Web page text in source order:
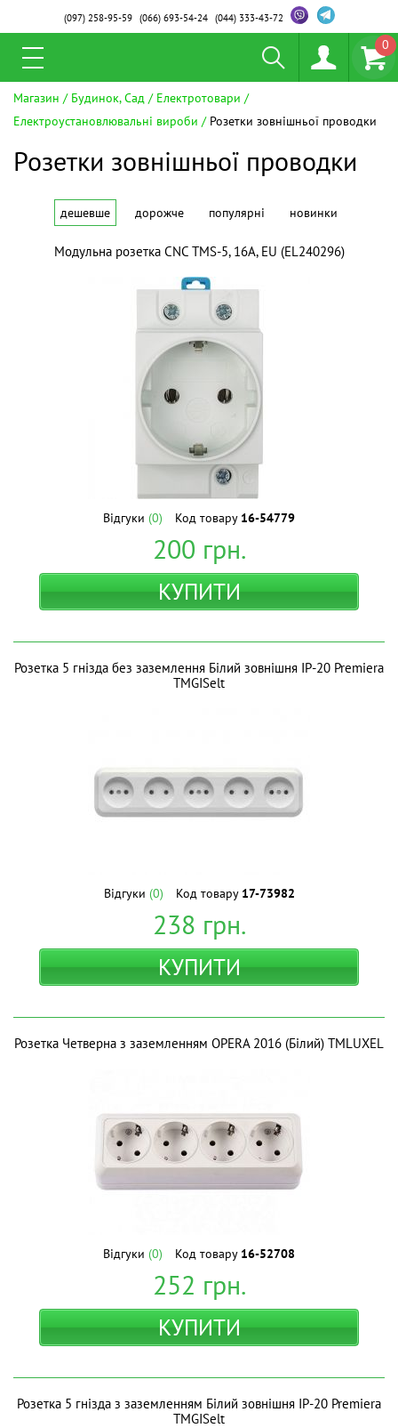
(097)258-95-59 (066)693-54-24 (044)333-43-72
0
Магазин Будинок, Сад
Електротовари
Електроустановлювальні вироби
Розетки зовнішньої проводки
Розетки зовнішньої проводки
дешевше дорожче популярні новинки
Модульна розетка CNC TMS-5, 16A, EU (EL240296)
Відгуки (0) Код товару 16-54779
200 грн.
КУПИТИ
Розетка 5 гнізда без заземлення Білий зовнішня IP-20 Premiera
ТМGISelt
Відгуки (0) Код товару 17-73982
238 грн.
КУПИТИ
Розетка Четверна з заземленням OPERA 2016 (Білий) ТМLUXEL
Відгуки (0) Код товару 16-52708
252 грн.
КУПИТИ
Розетка 5 гнізда з заземленням Білий зовнішня IP-20 Premiera
ТМGISelt